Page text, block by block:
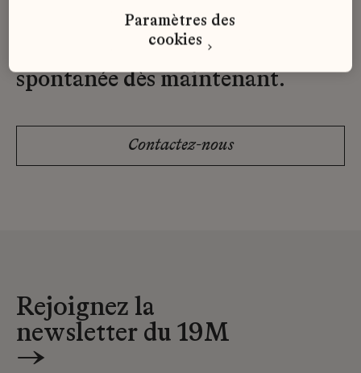
qui correspond à votre profil ?
Envoyez-nous votre candidature
spontanée dès maintenant.
Contactez-nous
Rejoignez la
newsletter du 19M
→
Paramètres des
cookies